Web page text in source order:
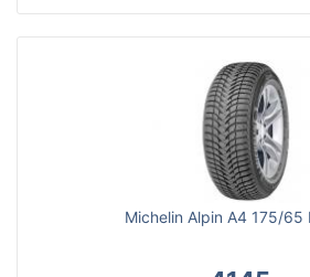
Michelin Alpin A4 175/65